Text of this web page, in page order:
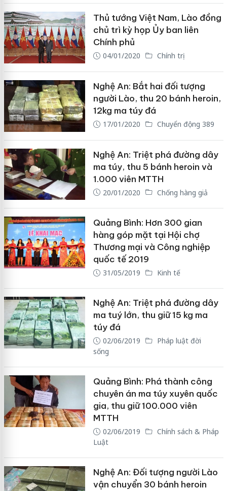
Thủ tướng Việt Nam, Lào đồng
chủ trì kỳ họp Ủy ban liên
Chính phủ
04/01/2020 Chính trị
Nghệ An: Bắt hai đối tượng
người Lào, thu 20 bánh heroin,
12kg ma túy đá
17/01/2020 Chuyển động 389
Nghệ An: Triệt phá đường dây
ma túy, thu 5 bánh heroin và
1.000 viên MTTH
20/01/2020 Chống hàng giả
Quảng Bình: Hơn 300 gian
hàng góp mặt tại Hội chợ
Thương mại và Công nghiệp
quốc tế 2019
31/05/2019 Kinh tế
Nghệ An: Triệt phá đường dây
ma tuý lớn, thu giữ 15 kg ma
túy đá
02/06/2019
Pháp luật đời
sống
Quảng Bình: Phá thành công
chuyên án ma túy xuyên quốc
gia, thu giữ 100.000 viên
MTTH
02/06/2019
Chính sách & Pháp
Luật
Nghệ An: Đối tượng người Lào
vận chuyển 30 bánh heroin